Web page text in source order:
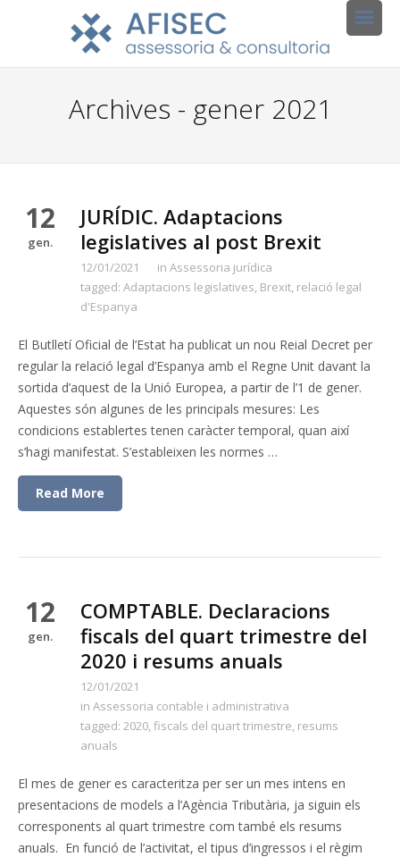
Archives - gener 2021
12
gen.
JURÍDIC. Adaptacions
legislatives al post Brexit
12/01/2021 in Assessoria jurídica
tagged: Adaptacions legislatives, Brexit, relació legal
d'Espanya
El Butlletí Oficial de l’Estat ha publicat un nou Reial Decret per
regular la relació legal d’Espanya amb el Regne Unit davant la
sortida d’aquest de la Unió Europea, a partir de l’1 de gener.
Aquestes són algunes de les principals mesures: Les
condicions establertes tenen caràcter temporal, quan així
s’hagi manifestat. S’estableixen les normes …
Read More
12
gen.
COMPTABLE. Declaracions
fiscals del quart trimestre del
2020 i resums anuals
12/01/2021
in Assessoria contable i administrativa
tagged: 2020,fiscals del quart trimestre, resums
anuals
El mes de gener es caracteritza per ser un mes intens en
presentacions de models a l’Agència Tributària, ja siguin els
corresponents al quart trimestre com també els resums
anuals. En funció de l’activitat, el tipus d’ingressos i el règim